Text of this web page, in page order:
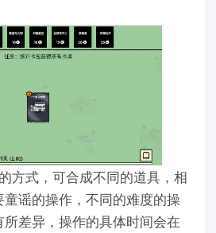
方式，可合成不同的道具，相
谣的操作，不同的难度的操
差异，操作的具体时间会在